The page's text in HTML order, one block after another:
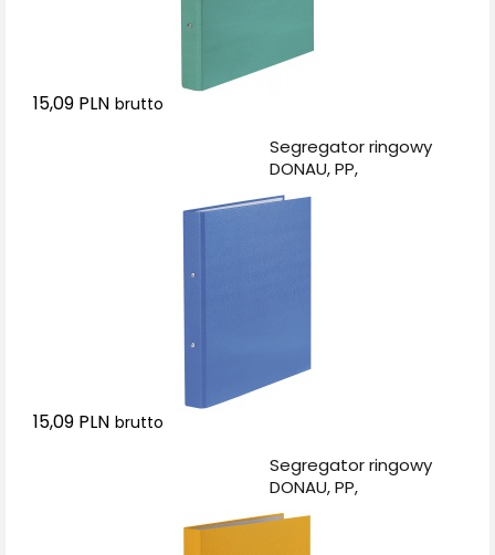
15,09 PLN brutto
Segregator ringowy
DONAU, PP,
A4/2R/20mm, niebieski
15,09 PLN brutto
Segregator ringowy
DONAU, PP,
A4/2R/20mm, żółty